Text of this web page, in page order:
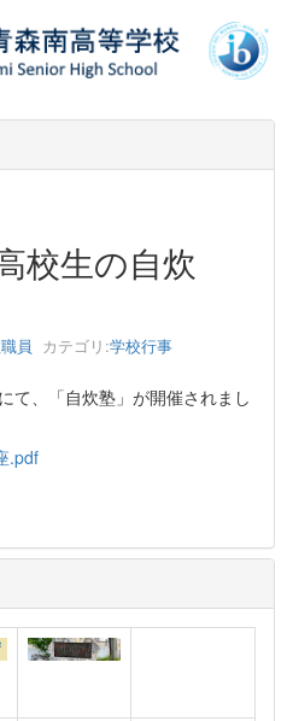
校生の自炊
員 カテゴリ:学校行事
て、「自炊塾」が開催されまし
.pdf